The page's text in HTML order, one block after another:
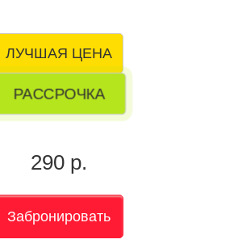
ЛУЧШАЯ ЦЕНА
РАССРОЧКА
290 р.
Забронировать